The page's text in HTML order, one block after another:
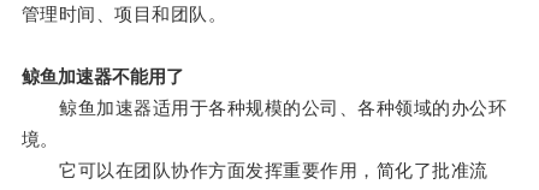
管理时间、项目和团队。
鲸鱼加速器不能用了
鲸鱼加速器适用于各种规模的公司、各种领域的办公环
境。
它可以在团队协作方面发挥重要作用，简化了批准流